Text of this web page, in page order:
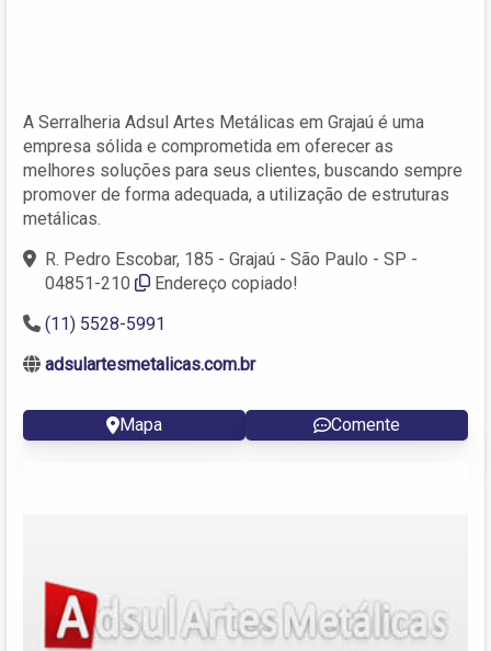
A Serralheria Adsul Artes Metálicas em Grajaú é uma
empresa sólida e comprometida em oferecer as
melhores soluções para seus clientes, buscando sempre
promover de forma adequada, a utilização de estruturas
metálicas.
R. Pedro Escobar, 185 - Grajaú - São Paulo - SP -
04851-210
Endereço copiado!
(11) 5528-5991
adsulartesmetalicas.com.br
Mapa Comente